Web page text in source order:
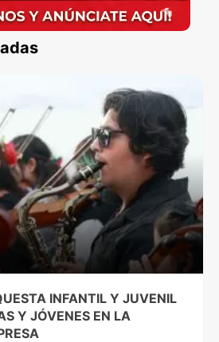
INFANTIL Y JUVENIL
Y JÓVENES EN LA